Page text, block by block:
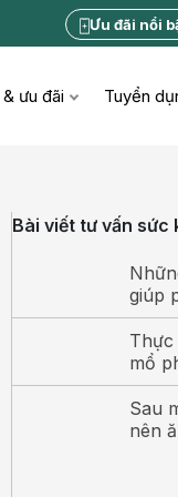
Ưu đãi nổi
ưu đãi Tuyển
Bài viết tư vấn sức
giúp
Thực
mổ
Sau
nên